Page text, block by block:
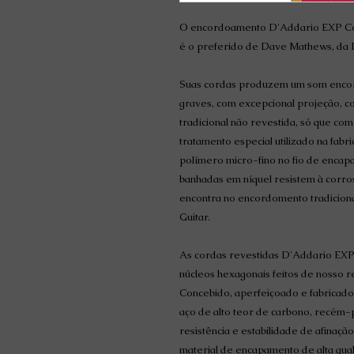
O encordoamento D'Addario EXP
é o preferido de Dave Mathews, da
Suas cordas produzem um som
graves, com excepcional projeção,
tradicional não revestida, só que
tratamento especial utilizado na
polímero micro-fino no fio de
banhadas em níquel resistem à
encontra no encordomento
Guitar.
As cordas revestidas D'Addario
núcleos hexagonais feitos de nosso
Concebido, aperfeiçoado e
aço de alto teor de carbono,
resistência e estabilidade de
material de encapamento de alta